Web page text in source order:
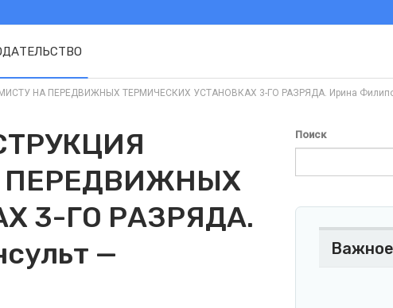
НА ПЕРЕДВИЖНЫХ ТЕРМИЧЕСКИХ УСТАНОВКАХ 3-ГО РАЗРЯДА. Ирина
ПЕРЕДВИЖНЫХ
3-ГО РАЗРЯДА.
—
Поиск
Важное